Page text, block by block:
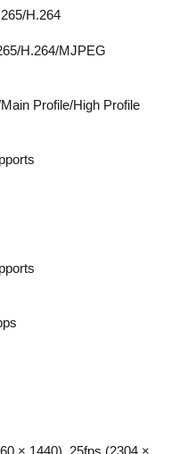
H.264
H.264/MJPEG
Profile/High Profile
× 1440), 25fps (2304 ×